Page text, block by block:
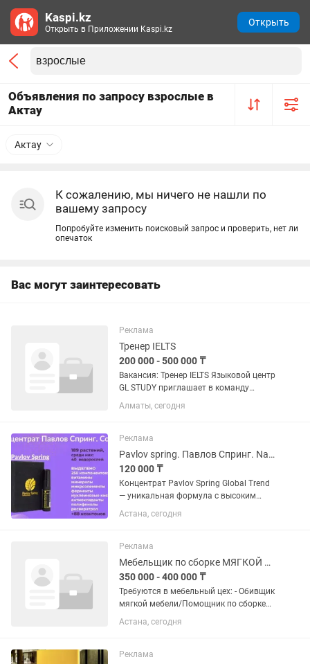
Объявления по запросу взрослые в
Актау
Актау
К сожалению, мы ничего не нашли по
вашему запросу
Попробуйте изменить поисковый запрос и проверить, нет ли
опечаток
Вас могут заинтересовать
Реклама
Тренер IELTS
200 000 - 500 000 ₸
Вакансия: Тренер IELTS Языковой центр
GL STUDY приглашает в команду
преподавателя английского языка.
Локация: Алматы, БЦ
Проведение занятий по английскому...
Алматы, сегодня
Реклама
Pavlov spring. Павлов Спринг. Nano balsam. Нано бальзам. Доставка. Оригинал
120 000 ₸
Концентрат Pavlov Spring Global Trend
— уникальная формула с высоким
содержанием коэнзима Q₁₀, известного
своей способностью усиливать
— 189 растительных...
Астана, сегодня
Реклама
Мебельщик по сборке МЯГКОЙ мебели. ОБСТРЕЛЬЩИК!
350 000 - 400 000 ₸
Требуются в мебельный цех: - Обивщик
мягкой мебели/Помощник по сборке
каркасов Условия работы: - Сдельная
оплата: средний доход 380 000–400
платы - один раз в...
Астана, сегодня
Реклама
Kaspi.kz
Открыть в Приложении Kaspi.kz
Открыть